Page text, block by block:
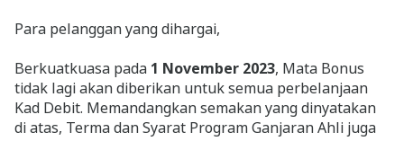
Para pelanggan yang dihargai,
Berkuatkuasa pada 1 November 2023, Mata Bonus
tidak lagi akan diberikan untuk semua perbelanjaan
Kad Debit. Memandangkan semakan yang dinyatakan
di atas, Terma dan Syarat Program Ganjaran Ahli juga